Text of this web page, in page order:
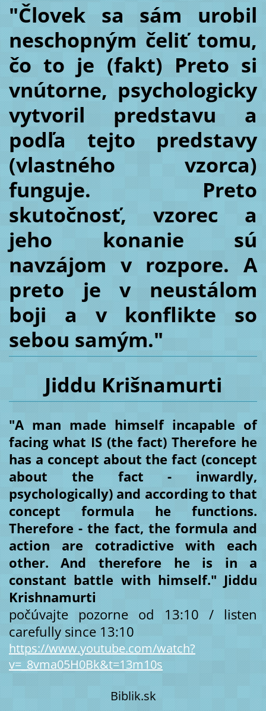
"Človek sa sám urobil
neschopným čeliť tomu,
čo to je (fakt) Preto si
vnútorne, psychologicky
vytvoril predstavu a
podľa tejto predstavy
(vlastného vzorca)
funguje. Preto
skutočnosť, vzorec a
jeho konanie sú
navzájom v rozpore. A
preto je v neustálom
boji a v konflikte so
sebou samým."
Jiddu Krišnamurti
"A man made himself incapable of
facing what IS (the fact) Therefore he
has a concept about the fact (concept
about the fact - inwardly,
psychologically) and according to that
concept formula he functions.
Therefore - the fact, the formula and
action are cotradictive with each
other. And therefore he is in a
constant battle with himself." Jiddu
Krishnamurti
počúvajte pozorne od 13:10 / listen
carefully since 13:10
https://www.youtube.com/watch?
v=_8vma05H0Bk&t=13m10s
Biblik.sk